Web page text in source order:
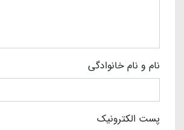
نام و نام خانوادگی
پست الکترونیک